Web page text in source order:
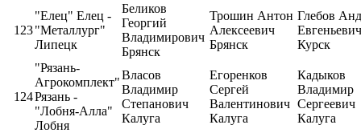
123
"Елец" Елец -
"Металлург"
Липецк
Беликов
Георгий
Владимирович
Брянск
Трошин Антон
Алексеевич
Брянск
Глебов
Евгеньевич
Курск
124
"Рязань-
Агрокомплект"
Рязань -
"Лобня-Алла"
Лобня
Власов
Владимир
Степанович
Калуга
Егоренков
Сергей
Валентинович
Калуга
Кадыков
Владимир
Сергеевич
Калуга